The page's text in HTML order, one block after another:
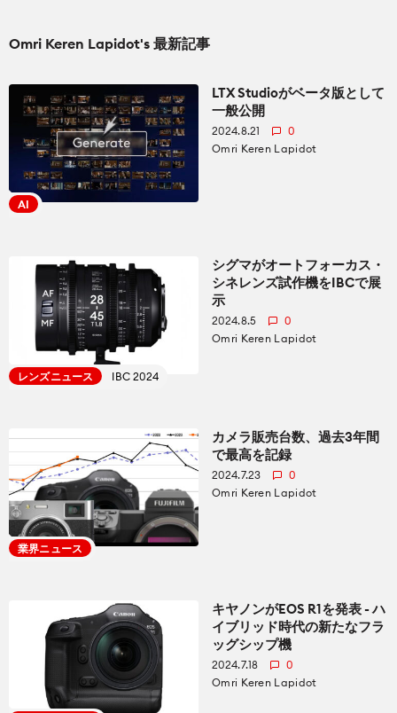
CineD Channels
の運営方針について
Omri Keren Lapidot's 最新記事
AI
LTX Studioがベータ版として
一般公開
2024.8.21
0
Omri Keren Lapidot
レンズニュース IBC 2024
シグマがオートフォーカス・
シネレンズ試作機をIBCで展
示
2024.8.5
0
Omri Keren Lapidot
業界ニュース
カメラ販売台数、過去3年間
で最高を記録
2024.7.23
0
Omri Keren Lapidot
キヤノンがEOS R1を発表 - ハ
イブリッド時代の新たなフラ
ッグシップ機
2024.7.18
0
Omri Keren Lapidot